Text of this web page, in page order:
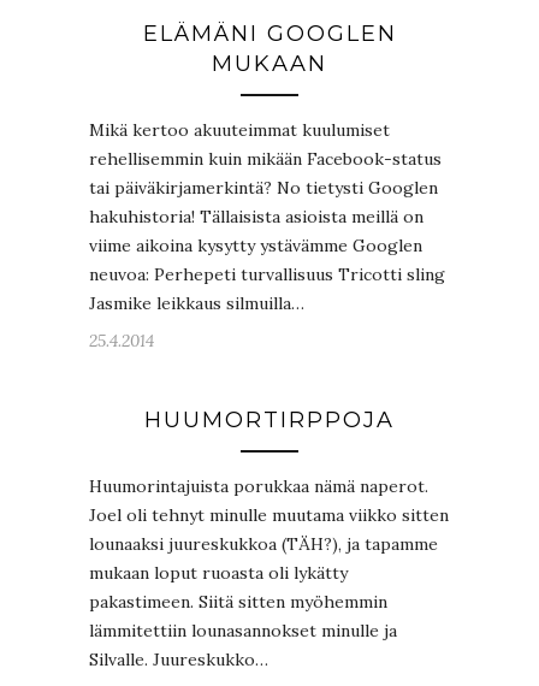
ELÄMÄNI GOOGLEN
MUKAAN
Mikä kertoo akuuteimmat kuulumiset
rehellisemmin kuin mikään Facebook-status
tai päiväkirjamerkintä? No tietysti Googlen
hakuhistoria! Tällaisista asioista meillä on
viime aikoina kysytty ystävämme Googlen
neuvoa: Perhepeti turvallisuus Tricotti sling
Jasmike leikkaus silmuilla…
25.4.2014
HUUMORTIRPPOJA
Huumorintajuista porukkaa nämä naperot.
Joel oli tehnyt minulle muutama viikko sitten
lounaaksi juureskukkoa (TÄH?), ja tapamme
mukaan loput ruoasta oli lykätty
pakastimeen. Siitä sitten myöhemmin
lämmitettiin lounasannokset minulle ja
Silvalle. Juureskukko…